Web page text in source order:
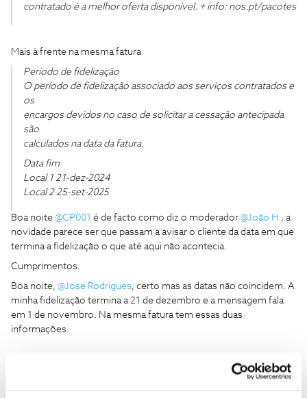
contratado é a melhor oferta disponível. + info: nos.pt/pacotes
Mais à frente na mesma fatura
Período de fidelização
O período de fidelização associado aos serviços contratados e
os
encargos devidos no caso de solicitar a cessação antecipada
são
calculados na data da fatura.
Data fim
Local 1 21-dez-2024
Local 2 25-set-2025
Boa noite @CP001 é de facto como diz o moderador @João H., a
novidade parece ser que passam a avisar o cliente da data em que
termina a fidelização o que até aqui não acontecia.
Cumprimentos.
Boa noite, @Jose Rodrigues, certo mas as datas não coincidem. A
minha fidelização termina a 21 de dezembro e a mensagem fala
em 1 de novembro. Na mesma fatura tem essas duas
informações.